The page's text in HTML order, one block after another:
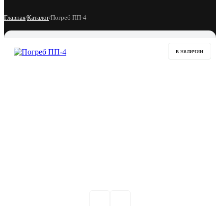
Главная/Каталог/Погреб ПП-4
в наличии